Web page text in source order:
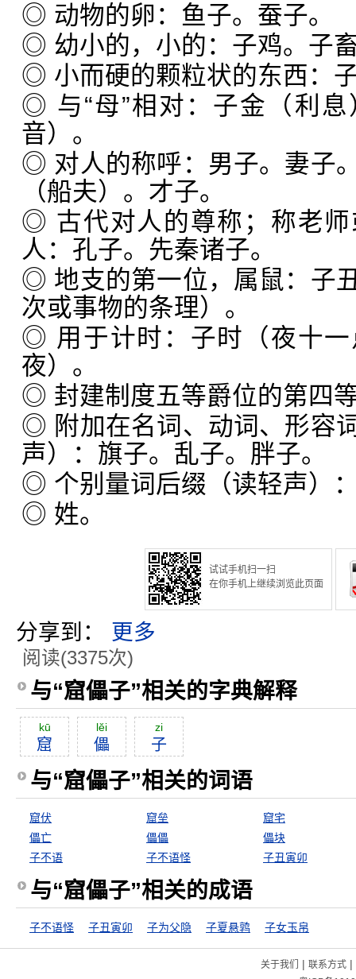
◎ 动物的卵：鱼子。蚕子。
◎ 幼小的，小的：子鸡。子
◎ 小而硬的颗粒状的东西：
◎ 与“母”相对：子金（利
音）。
◎ 对人的称呼：男子。妻子
（船夫）。才子。
◎ 古代对人的尊称；称老
人：孔子。先秦诸子。
◎ 地支的第一位，属鼠：子
次或事物的条理）。
◎ 用于计时：子时（夜十
夜）。
◎ 封建制度五等爵位的第四
◎ 附加在名词、动词、形容
声）：旗子。乱子。胖子。
◎ 个别量词后缀（读轻声）
◎ 姓。
试试手机扫一扫
在你手机上继续浏览此页面
分享到： 更多
阅读(3375次)
与“窟儡子”相关的字典解释
kū
窟
lĕi
儡
zi
子
与“窟儡子”相关的词语
窟伏 窟垒
窟宅
儡亡
儡儡
儡块
子不语
子不语怪 子丑寅卯
与“窟儡子”相关的成语
子不语怪 子丑寅卯 子为父隐 子夏悬鹑 子女玉帛
关于我们 | 联系方式|